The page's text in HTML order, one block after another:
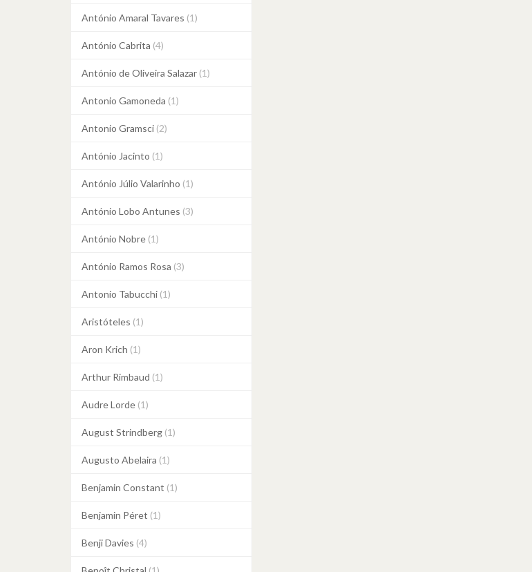
António Amaral Tavares (1)
António Cabrita (4)
António de Oliveira Salazar (1)
Antonio Gamoneda (1)
Antonio Gramsci (2)
António Jacinto (1)
António Júlio Valarinho (1)
António Lobo Antunes (3)
António Nobre (1)
António Ramos Rosa (3)
Antonio Tabucchi (1)
Aristóteles (1)
Aron Krich (1)
Arthur Rimbaud (1)
Audre Lorde (1)
August Strindberg (1)
Augusto Abelaira (1)
Benjamin Constant (1)
Benjamin Péret (1)
Benji Davies (4)